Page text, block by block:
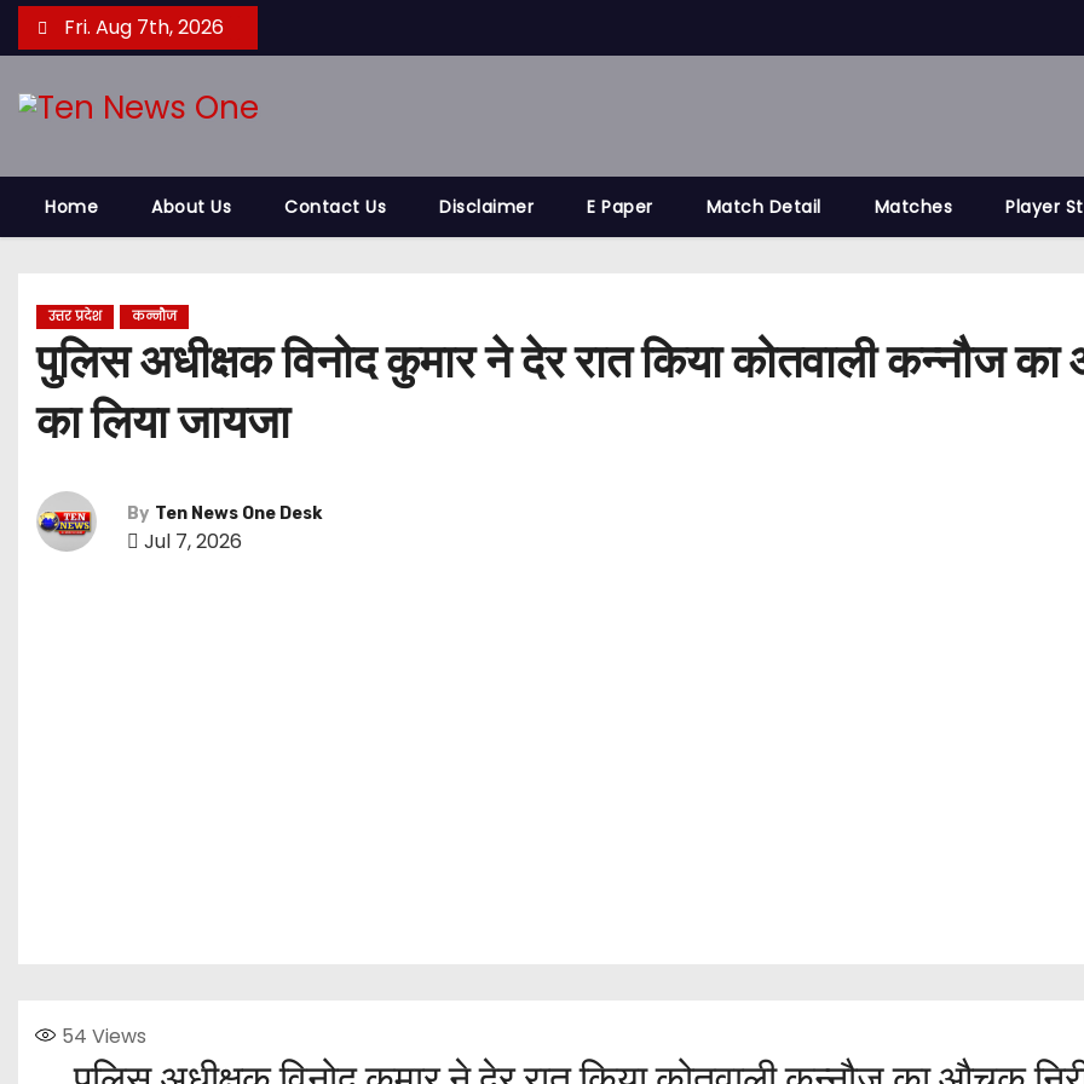
k
o
Fri. Aug 7th, 2026
Home About Us Contact Us Disclaimer E Paper Match Detail Matches Player
उत्तर प्रदेश कन्नौज
पुलिस अधीक्षक विनोद कुमार ने देर रात किया कोतवाली कन्नौज का
का लिया जायजा
By Ten News One Desk
Jul 7, 2026
54 Views